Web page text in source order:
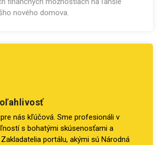
nového domova.
nás kľúčová. Sme profesionáli v
s bohatými skúsenosťami a
portálu, akými sú Národná